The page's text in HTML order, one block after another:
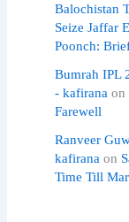
Balochistan
Seize Jaffar
Poonch:
Bumrah IPL
- kafirana on
Farewell
Ranveer
kafirana on
Time Till